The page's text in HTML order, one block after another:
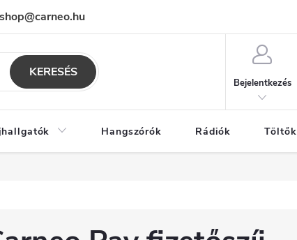
Sütik használatának alapelvei
KERESÉS
Bejelentkezés
Hangszórók Rádiók Töltők